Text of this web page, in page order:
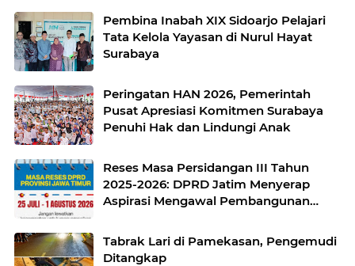
Sekaligus Perluas Akses Promosi
Pelaku UMKM
Pembina Inabah XIX Sidoarjo Pelajari
Tata Kelola Yayasan di Nurul Hayat
Surabaya
Peringatan HAN 2026, Pemerintah
Pusat Apresiasi Komitmen Surabaya
Penuhi Hak dan Lindungi Anak
Reses Masa Persidangan III Tahun
2025-2026: DPRD Jatim Menyerap
Aspirasi Mengawal Pembangunan
Tabrak Lari di Pamekasan, Pengemudi
Ditangkap